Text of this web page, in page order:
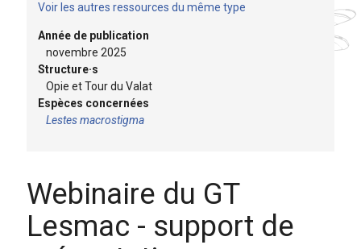
Voir les autres ressources du même type
Année de publication
novembre 2025
Structure·s
Opie et Tour du Valat
Espèces concernées
Lestes macrostigma
Webinaire du GT
Lesmac - support de